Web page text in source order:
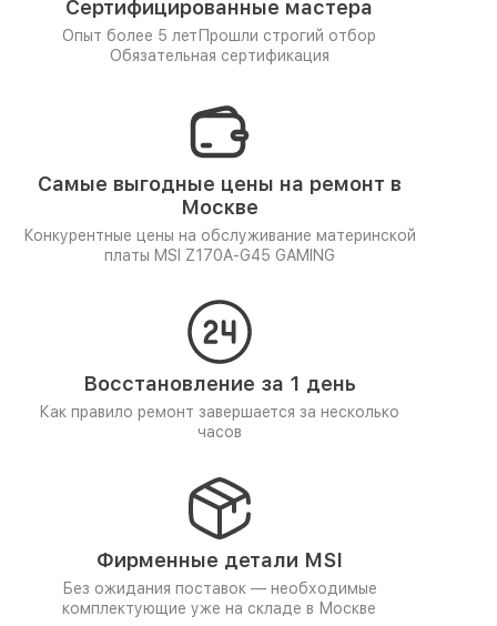
Сертифицированные мастера
Опыт более 5 лет Прошли строгий отбор
Обязательная сертификация
Самые выгодные цены на ремонт в
Москве
Конкурентные цены на обслуживание материнской
платы MSI Z170A-G45 GAMING
Восстановление за 1 день
Как правило ремонт завершается за несколько
часов
Фирменные детали MSI
Без ожидания поставок — необходимые
комплектующие уже на складе в Москве